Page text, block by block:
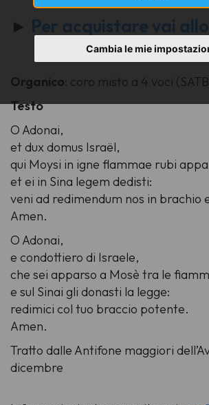
Cambia le mie
► Per acquistare vai
Organico: coro misto a 4 voci
Testo
O Adonai,
et dux domus Israël,
qui Moysi in igne flammae rubi
et ei in Sina legem dedisti:
veni ad redimendum nos in brachio
Amen.
O Adonai,
e condottiero di Israele,
che sei apparso a Mosè tra le
e sul Sinai gli donasti la legge:
redimici col tuo braccio potente.
Amen.
Tratto dalle Antifone maggiori
dicembre